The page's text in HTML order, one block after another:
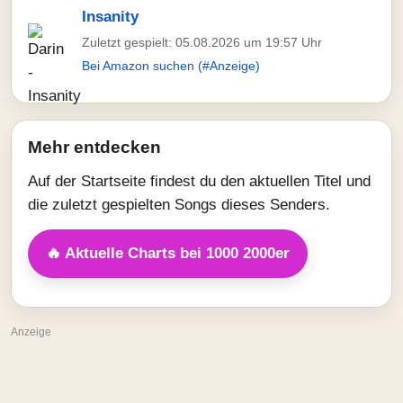
Insanity
Zuletzt gespielt: 05.08.2026 um 19:57 Uhr
Bei Amazon suchen (#Anzeige)
Mehr entdecken
Auf der Startseite findest du den aktuellen Titel und
die zuletzt gespielten Songs dieses Senders.
🔥 Aktuelle Charts bei 1000 2000er
Anzeige